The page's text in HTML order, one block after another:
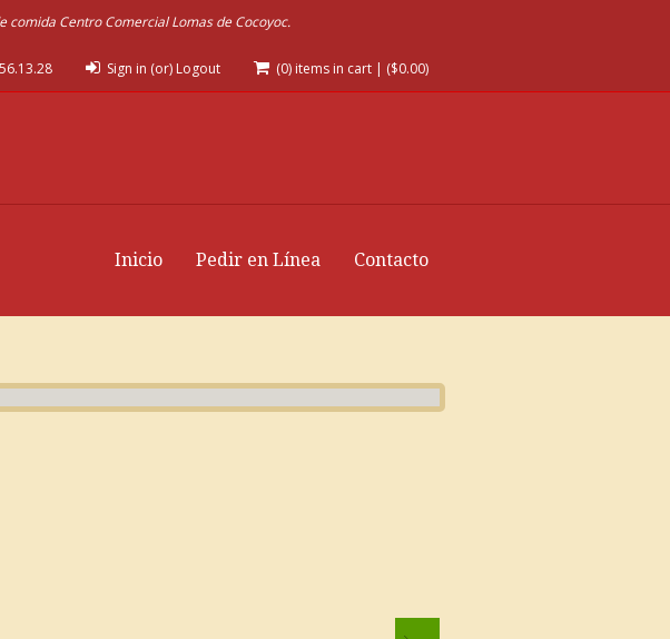
comida Centro Comercial Lomas de Cocoyoc.
Sign in (or) Logout (0) items in cart | ($0.00)
Inicio Pedir en Línea Contacto